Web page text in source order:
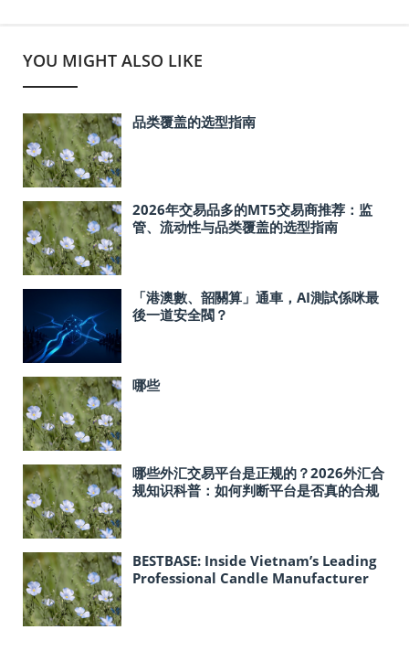
YOU MIGHT ALSO LIKE
品类覆盖的选型指南
2026年交易品多的MT5交易商推荐：监
管、流动性与品类覆盖的选型指南
「港澳數、韶關算」通車，AI測試係咪最
後一道安全閥？
哪些
哪些外汇交易平台是正规的？2026外汇合
规知识科普：如何判断平台是否真的合规
BESTBASE: Inside Vietnam’s Leading
Professional Candle Manufacturer